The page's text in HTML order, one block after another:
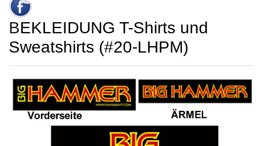
BEKLEIDUNG T-Shirts und
Sweatshirts (#20-LHPM)